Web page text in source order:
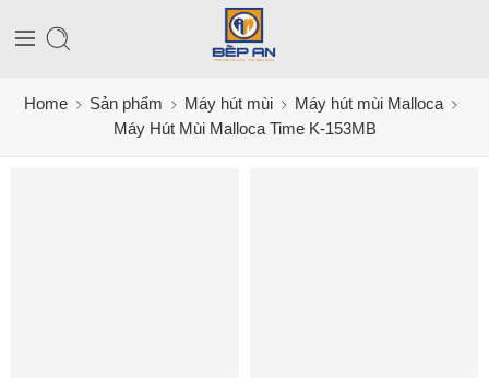
Home Sản phẩm Máy hút mùi
Máy hút mùi Malloca
Máy Hút Mùi Malloca Time K-153MB